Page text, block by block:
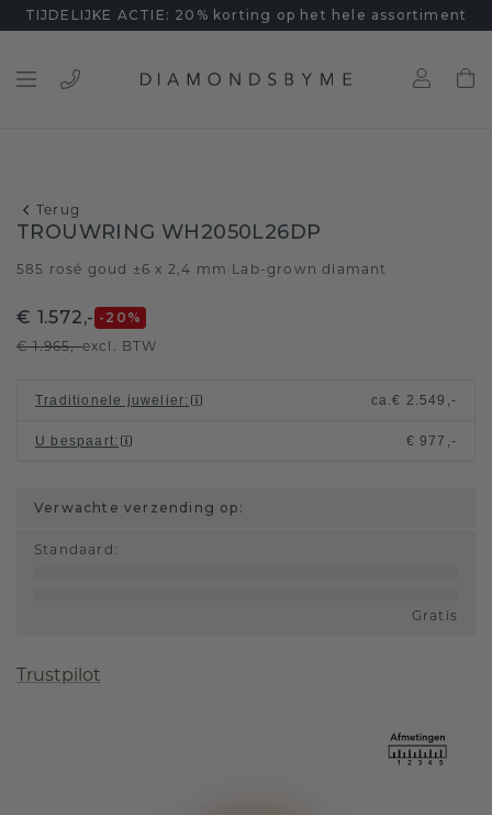
TIJDELIJKE ACTIE: 20% korting op het hele assortiment
Terug
TROUWRING WH2050L26DP
585 rosé goud ±6 x 2,4 mm Lab-grown diamant
€ 1.572,- -20 %
€ 1.965,-excl. BTW
Traditionele juwelier: ca.€ 2.549,-
U bespaart: € 977,-
Verwachte verzending op:
Standaard :
Gratis
Trustpilot